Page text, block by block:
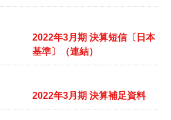
2022年3月期 決算短信〔日本
基準〕（連結）
2022年3月期 決算補足資料